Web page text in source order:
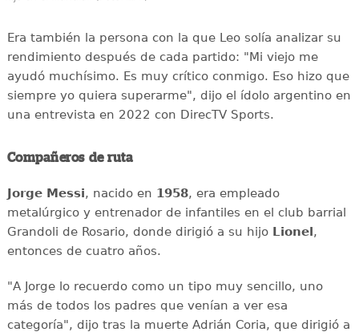
Era también la persona con la que Leo solía analizar su
rendimiento después de cada partido: "Mi viejo me
ayudó muchísimo. Es muy crítico conmigo. Eso hizo que
siempre yo quiera superarme", dijo el ídolo argentino en
una entrevista en 2022 con DirecTV Sports.
Compañeros de ruta
Jorge Messi, nacido en 1958, era empleado
metalúrgico y entrenador de infantiles en el club barrial
Grandoli de Rosario, donde dirigió a su hijo Lionel,
entonces de cuatro años.
"A Jorge lo recuerdo como un tipo muy sencillo, uno
más de todos los padres que venían a ver esa
categoría", dijo tras la muerte Adrián Coria, que dirigió a